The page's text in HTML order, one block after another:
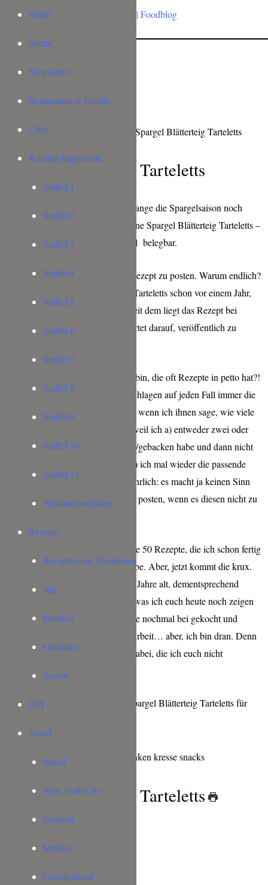
Home
Suche
Newsletter
Restaurants & Events
Über
Kitchen Impossible
Staffel 1
Staffel 2
Staffel 3
Staffel 4
Staffel 5
Staffel 6
Staffel 7
Staffel 8
Staffel 9
Staffel 10
Staffel 11
Weihnachtsedition
Rezepte
Rezepte zum Abnehmen
süß
herzhaft
Getränke
Saison
DIY
Travel
Island
New York City
Georgia
Mexiko
Griechenland
Spargel Blätterteig Tarteletts
Lust auf ein fixes Abendessen, solange die Spargelsaison noch
läuft? Dann probiert doch mal meine Spargel Blätterteig Tarteletts –
die sind richtig lecker, und variabel belegbar.
ndlich komme ich dazu, dieses Rezept zu posten. Warum endlich?
Weil ich diese Spargel Blätterteig Tarteletts schon vor einem Jahr,
zubereitet und fotografiert habe. Seit dem liegt das Rezept bei
meinen Entwürfen auf Eis und wartet darauf, veröffentlich zu
Ich weiß nicht, ob ich die Einzige bin, die oft Rezepte in petto hat?!
Meine foodbloggenden Freunde schlagen auf jeden Fall immer die
Hände über dem Kopf zusammen, wenn ich ihnen sage, wie viele
Rezepte bei mir auf Halte liegen, weil ich a) entweder zwei oder
drei Sachen an einem Tag gekocht/gebacken habe und dann nicht
dazu kam es zu verbloggen oder b) ich mal wieder die passende
Saison verpasst habe. Denn, mal ehrlich: es macht ja keinen Sinn
ein Spargelrezept im Dezember zu posten, wenn es diesen nicht zu
Achja, es sind momentan so um die 50 Rezepte, die ich schon fertig
fotografiert und aufgeschrieben habe. Aber, jetzt kommt die krux.
Ein paar der Rezepte sind schon 2 Jahre alt, dementsprechend
sehen auch die Fotos aus. Nichts, was ich euch heute noch zeigen
würde. Also: müssen diese Rezepte nochmal bei gekocht und
fotografiert werden. Eine heiden Arbeit… aber, ich bin dran. Denn
da sind einige richtig tolle Dinge dabei, die ich euch nicht
vorenthalten will.
Zunächst gibts aber erst mal die Spargel Blätterteig Tarteletts für
Spargel Blätterteig Tarteletts
ZUTATEN
Rolle Blätterteig
Frischkäse